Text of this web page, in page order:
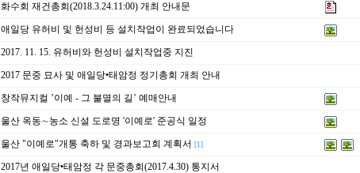
화수회 재건총회(2018.3.24.11:00) 개최 안내문
애일당 유허비 및 헌성비 등 설치작업이 완료되었습니다
2017. 11. 15. 유허비와 헌성비 설치작업중 지진
2017 문중 묘사 및 애일당•태암정 정기총회 개최 안내
창작뮤지컬 ’이예 - 그 불멸의 길’ 예매안내
울산 옥동∼농소 신설 도로명 '이예로' 준공식 일정
울산 "이예로"개통 축하 및 경과보고회 계획서 [1]
2017년 애일당•태암정 각 문중총회(2017.4.30) 통지서